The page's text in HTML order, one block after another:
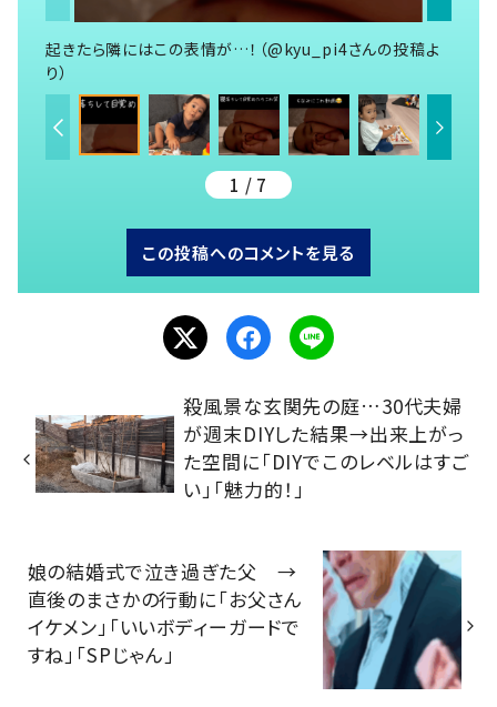
起きたら隣にはこの表情が…！（@kyu_pi4さんの投稿よ
り）
1 / 7
この投稿へのコメントを見る
殺風景な玄関先の庭…30代夫婦
が週末DIYした結果→出来上がっ
た空間に「DIYでこのレベルはすご
い」「魅力的！」
娘の結婚式で泣き過ぎた父 →
直後のまさかの行動に「お父さん
イケメン」「いいボディーガードで
すね」「SPじゃん」